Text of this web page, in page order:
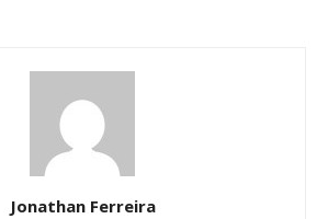
Jonathan Ferreira